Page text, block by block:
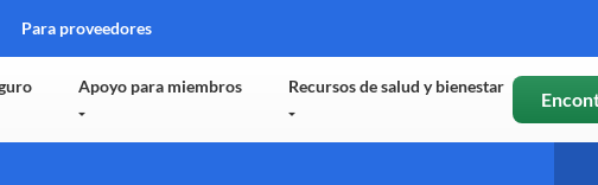
.
Opens
Para proveedores
Apoyo para miembros Recursos de salud y bienestar